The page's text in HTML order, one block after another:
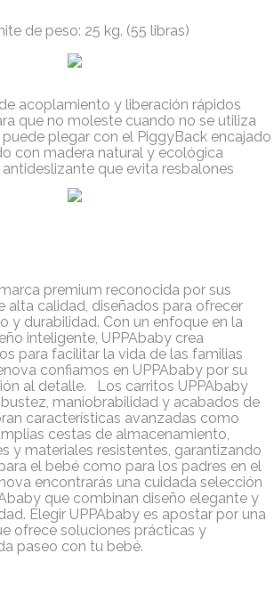
de peso: 25 kg. (55 libras)
acoplamiento y liberación rápidos
que no moleste cuando no se utiliza
plegar con el PiggyBack encajado
con madera natural y ecológica
antideslizante que evita resbalones
premium reconocida por sus
alta calidad, diseñados para ofrecer
y durabilidad. Con un enfoque en la
inteligente, UPPAbaby crea
para facilitar la vida de las familias
confiamos en UPPAbaby por su
al detalle. Los carritos UPPAbaby
maniobrabilidad y acabados de
características avanzadas como
cestas de almacenamiento,
y materiales resistentes, garantizando
el bebé como para los padres en el
encontrarás una cuidada selección
que combinan diseño elegante y
Elegir UPPAbaby es apostar por una
ofrece soluciones prácticas y
paseo con tu bebé.